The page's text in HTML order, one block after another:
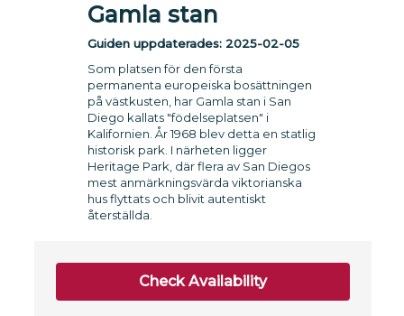
Gamla stan
Guiden uppdaterades: 2025-02-05
Som platsen för den första
permanenta europeiska bosättningen
på västkusten, har Gamla stan i San
Diego kallats "födelseplatsen" i
Kalifornien. År 1968 blev detta en statlig
historisk park. I närheten ligger
Heritage Park, där flera av San Diegos
mest anmärkningsvärda viktorianska
hus flyttats och blivit autentiskt
återställda.
Check Availability